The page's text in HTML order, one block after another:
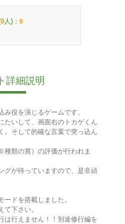
0 人)： 0
詳細説明
役を演じるゲームです。
たいして、画面右のトカゲくん
。そして的確な言葉で突っ込ん
種類の賞）の評価が行われま
グが待っていますので、是非頑
ドを搭載しました。
下さい。
は行えません！！別途修行編を